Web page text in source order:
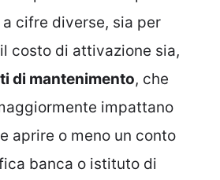
cifre diverse, sia per
costo di attivazione sia,
di mantenimento, che
impattano
aprire o meno un conto
banca o istituto di